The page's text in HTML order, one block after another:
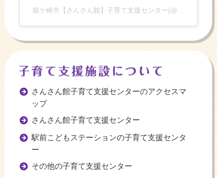
さんさん館子育て支援センターのアクセスマ
ップ
さんさん館子育て支援センター
駅前こどもステーションの子育て支援センタ
ー
その他の子育て支援センター